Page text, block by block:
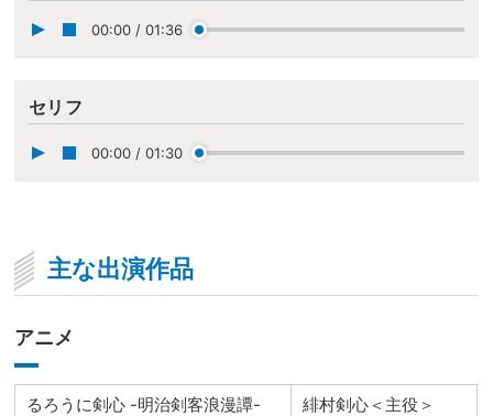
00:00 / 01:36
セリフ
00:00 / 01:30
主な出演作品
アニメ
るろうに剣心 -明治剣客浪漫譚-
緋村剣心＜主役＞